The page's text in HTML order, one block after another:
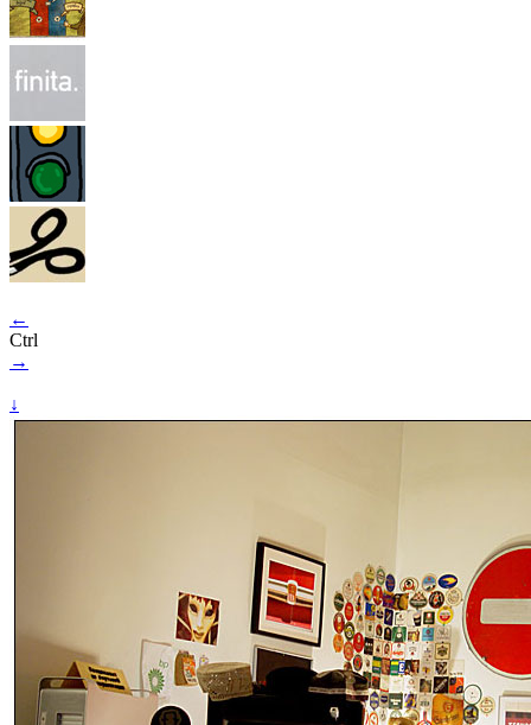
←
Ctrl
→
↓